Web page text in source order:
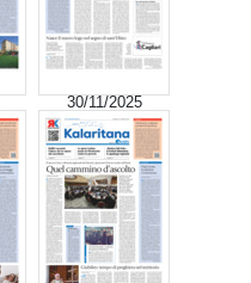
30/11/2025